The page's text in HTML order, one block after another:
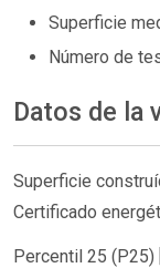
Superficie
Número de
Datos de la
Superficie
Certificado
Percentil 25 (P25)